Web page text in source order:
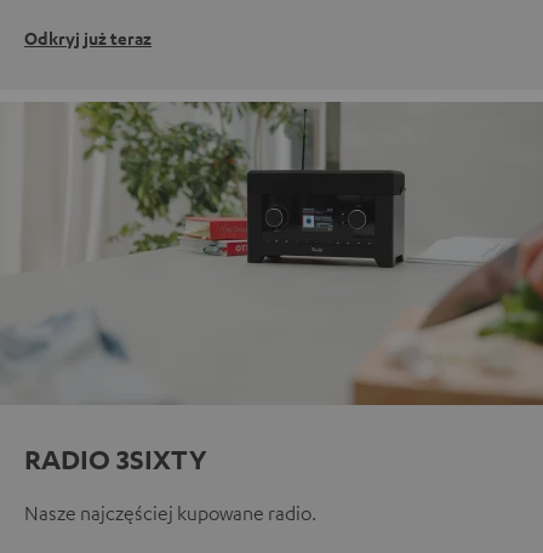
Odkryj już teraz
RADIO 3SIXTY
Nasze najczęściej kupowane radio.